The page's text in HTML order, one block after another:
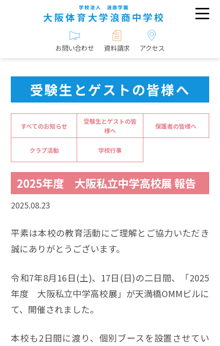
お問い合わせ 資料請求 アクセス
受験生とゲストの皆様へ
すべてのお知らせ
受験生とゲストの皆
様へ
保護者の皆様へ
クラブ活動 学校行事
2025年度 大阪私立中学高校展 報告
2025.08.23
平素は本校の教育活動にご理解とご協力いただき
誠にありがとうございます。
令和7年8月16日(土)、17日(日)の二日間、「2025
年度 大阪私立中学高校展」が天満橋OММビルに
て、開催されました。
本校も2日間に渡り、個別ブースを設置させてい